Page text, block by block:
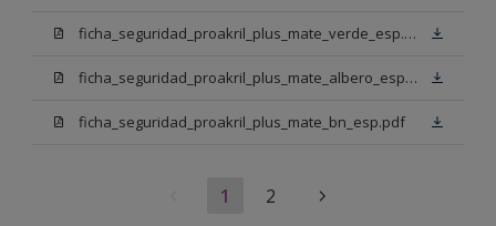
ficha_seguridad_proakril_plus_mate_verde_esp.pdf
ficha_seguridad_proakril_plus_mate_albero_esp.pdf
ficha_seguridad_proakril_plus_mate_bn_esp.pdf
1 2